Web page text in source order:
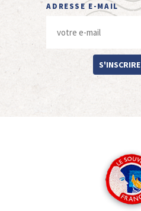
ADRESSE E-MAIL
S'INSCRIRE